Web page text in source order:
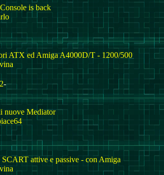
is back
ATX ed Amiga A4000D/T - 1200/500
2-
nuove Mediator
SCART attive e passive - con Amiga